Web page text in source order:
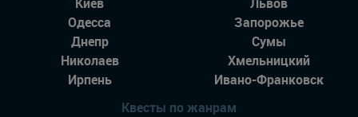
Одесса
Запорожье
Днепр
Сумы
Николаев
Хмельницкий
Ирпень
Ивано-Франковск
Квесты по жанрам